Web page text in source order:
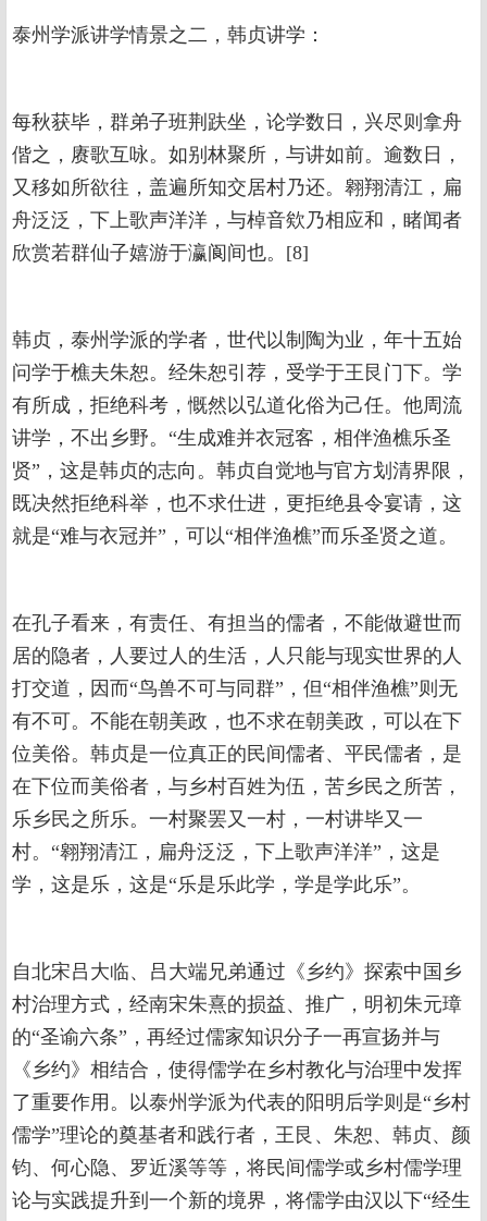
泰州学派讲学情景之二，韩贞讲学：
每秋获毕，群弟子班荆趺坐，论学数日，兴尽则拿舟
偕之，赓歌互咏。如别林聚所，与讲如前。逾数日，
又移如所欲往，盖遍所知交居村乃还。翱翔清江，扁
舟泛泛，下上歌声洋洋，与棹音欸乃相应和，睹闻者
欣赏若群仙子嬉游于瀛阆间也。[8]
韩贞，泰州学派的学者，世代以制陶为业，年十五始
问学于樵夫朱恕。经朱恕引荐，受学于王艮门下。学
有所成，拒绝科考，慨然以弘道化俗为己任。他周流
讲学，不出乡野。“生成难并衣冠客，相伴渔樵乐圣
贤”，这是韩贞的志向。韩贞自觉地与官方划清界限，
既决然拒绝科举，也不求仕进，更拒绝县令宴请，这
就是“难与衣冠并”，可以“相伴渔樵”而乐圣贤之道。
在孔子看来，有责任、有担当的儒者，不能做避世而
居的隐者，人要过人的生活，人只能与现实世界的人
打交道，因而“鸟兽不可与同群”，但“相伴渔樵”则无
有不可。不能在朝美政，也不求在朝美政，可以在下
位美俗。韩贞是一位真正的民间儒者、平民儒者，是
在下位而美俗者，与乡村百姓为伍，苦乡民之所苦，
乐乡民之所乐。一村聚罢又一村，一村讲毕又一
村。“翱翔清江，扁舟泛泛，下上歌声洋洋”，这是
学，这是乐，这是“乐是乐此学，学是学此乐”。
自北宋吕大临、吕大端兄弟通过《乡约》探索中国乡
村治理方式，经南宋朱熹的损益、推广，明初朱元璋
的“圣谕六条”，再经过儒家知识分子一再宣扬并与
《乡约》相结合，使得儒学在乡村教化与治理中发挥
了重要作用。以泰州学派为代表的阳明后学则是“乡村
儒学”理论的奠基者和践行者，王艮、朱恕、韩贞、颜
钧、何心隐、罗近溪等等，将民间儒学或乡村儒学理
论与实践提升到一个新的境界，将儒学由汉以下“经生